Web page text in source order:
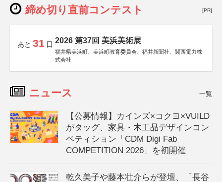
締め切り直前コンテスト [PR]
あと 31 日 2026 第37回 美浜美術展
福井県美浜町、美浜町教育委員会、福井新聞社、関西電力株
式会社
ニュース 一覧
【公募情報】カインズ×コクヨ×VUILD
がタッグ、家具・木工品デザインコン
ペティション「CDM Digi Fab
COMPETITION 2026」を初開催
乾久美子や藤本壮介らが登壇、「長谷